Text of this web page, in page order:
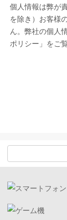
個人情報は弊が
を除き）お客様
ん。弊社の個人
ポリシー」をご